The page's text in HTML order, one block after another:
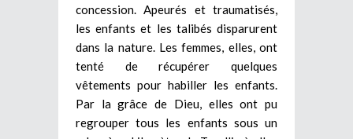
concession. Apeurés et traumatisés,
les enfants et les talibés disparurent
dans la nature. Les femmes, elles, ont
tenté de récupérer quelques
vêtements pour habiller les enfants.
Par la grâce de Dieu, elles ont pu
regrouper tous les enfants sous un